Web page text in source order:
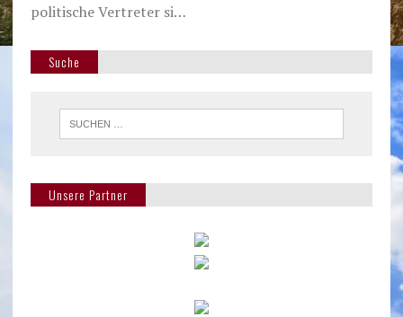
politische Vertreter si…
Suche
Unsere Partner